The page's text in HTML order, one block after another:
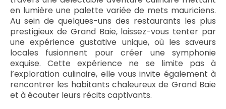
en lumière une palette variée de mets mauriciens.
Au sein de quelques-uns des restaurants les plus
prestigieux de Grand Baie, laissez-vous tenter par
une expérience gustative unique, où les saveurs
locales fusionnent pour créer une symphonie
exquise. Cette expérience ne se limite pas à
l’exploration culinaire, elle vous invite également à
rencontrer les habitants chaleureux de Grand Baie
et à écouter leurs récits captivants.